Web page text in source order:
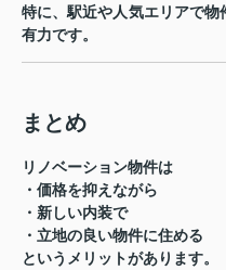
特に、駅近や人気エリアで物
有力です。
まとめ
リノベーション物件は
・価格を抑えながら
・新しい内装で
・立地の良い物件に住める
というメリットがあります。